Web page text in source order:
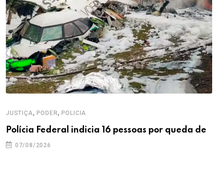
JUSTIÇA, PODER, POLICIA
Polícia Federal indicia 16 pessoas por queda de
07/08/2026